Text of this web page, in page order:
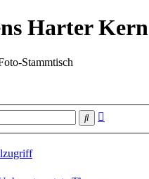
Harter Kern
Stammtisch
Suche